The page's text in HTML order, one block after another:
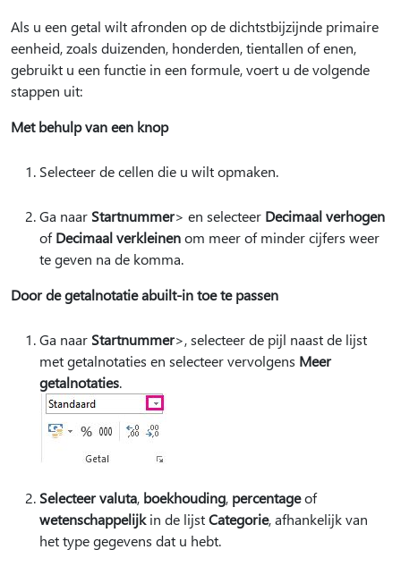
Als u een getal wilt afronden op de dichtstbijzijnde primaire
eenheid, zoals duizenden, honderden, tientallen of enen,
gebruikt u een functie in een formule, voert u de volgende
stappen uit:
Met behulp van een knop
Selecteer de cellen die u wilt opmaken.
Ga naar Startnummer> en selecteer Decimaal verhogen
ofDecimaal verkleinenom meer of minder cijfers weer
te geven na de komma.
Door de getalnotatie abuilt-in toe te passen
Ga naar Startnummer>, selecteer de pijl naast de lijst
met getalnotaties en selecteer vervolgens Meer
getalnotaties.
Selecteer valuta, boekhouding, percentageof
wetenschappelijkin de lijstCategorie, afhankelijk van
het type gegevens dat u hebt.